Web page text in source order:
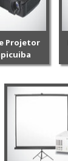
Projetor